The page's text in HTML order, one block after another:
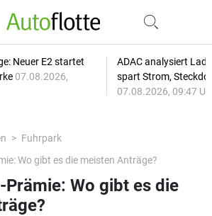
Neuer E2 startet
07.08.2026,
ADAC analysiert
spart Strom,
07.08.2026, 09:47
Fuhrpark
Wo gibt es die meisten Anträge?
Wo gibt es die